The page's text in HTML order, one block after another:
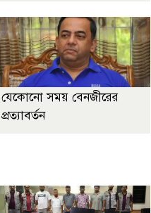
যেকোনো সময় বেনজীরের
প্রত্যাবর্তন